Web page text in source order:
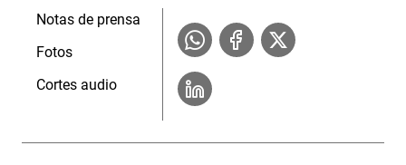
Notas de prensa
Fotos
Cortes audio